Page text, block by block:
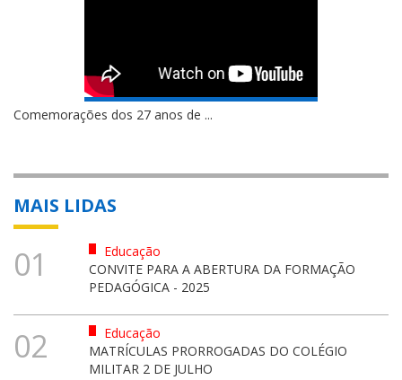
Comemorações dos 27 anos de ...
MAIS LIDAS
01
Educação
CONVITE PARA A ABERTURA DA FORMAÇÃO
PEDAGÓGICA - 2025
02
Educação
MATRÍCULAS PRORROGADAS DO COLÉGIO
MILITAR 2 DE JULHO